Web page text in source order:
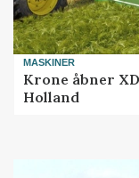
MASKINER
Krone åbner
Holland